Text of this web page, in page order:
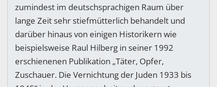
zumindest im deutschsprachigen Raum über
lange Zeit sehr stiefmütterlich behandelt und
darüber hinaus von einigen Historikern wie
beispielsweise Raul Hilberg in seiner 1992
erschienenen Publikation „Täter, Opfer,
Zuschauer. Die Vernichtung der Juden 1933 bis